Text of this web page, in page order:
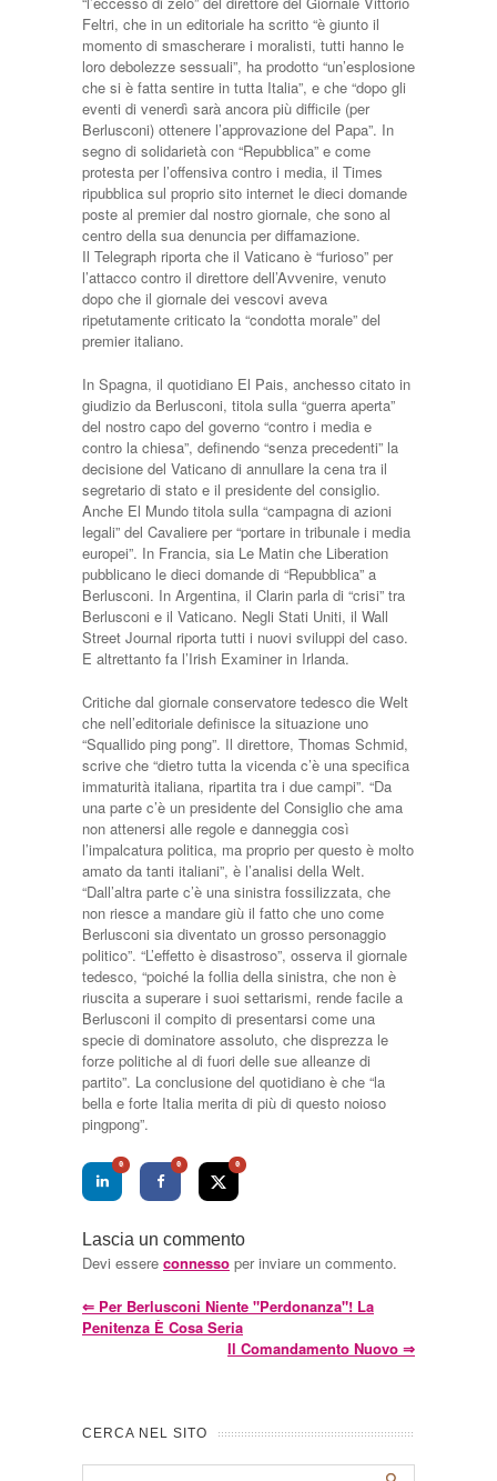
Feltri, che in un editoriale ha scritto “è giunto il
momento di smascherare i moralisti, tutti hanno le
loro debolezze sessuali”, ha prodotto “un’esplosione
che si è fatta sentire in tutta Italia”, e che “dopo gli
eventi di venerdì sarà ancora più difficile (per
Berlusconi) ottenere l’approvazione del Papa”. In
segno di solidarietà con “Repubblica” e come
protesta per l’offensiva contro i media, il Times
ripubblica sul proprio sito internet le dieci domande
poste al premier dal nostro giornale, che sono al
centro della sua denuncia per diffamazione.
Il Telegraph riporta che il Vaticano è “furioso” per
l’attacco contro il direttore dell’Avvenire, venuto
dopo che il giornale dei vescovi aveva
ripetutamente criticato la “condotta morale” del
premier italiano.
In Spagna, il quotidiano El Pais, anchesso citato in
giudizio da Berlusconi, titola sulla “guerra aperta”
del nostro capo del governo “contro i media e
contro la chiesa”, definendo “senza precedenti” la
decisione del Vaticano di annullare la cena tra il
segretario di stato e il presidente del consiglio.
Anche El Mundo titola sulla “campagna di azioni
legali” del Cavaliere per “portare in tribunale i media
europei”. In Francia, sia Le Matin che Liberation
pubblicano le dieci domande di “Repubblica” a
Berlusconi. In Argentina, il Clarin parla di “crisi” tra
Berlusconi e il Vaticano. Negli Stati Uniti, il Wall
Street Journal riporta tutti i nuovi sviluppi del caso.
E altrettanto fa l’Irish Examiner in Irlanda.
Critiche dal giornale conservatore tedesco die Welt
che nell’editoriale definisce la situazione uno
“Squallido ping pong”. Il direttore, Thomas Schmid,
scrive che “dietro tutta la vicenda c’è una specifica
immaturità italiana, ripartita tra i due campi”. “Da
una parte c’è un presidente del Consiglio che ama
non attenersi alle regole e danneggia così
l’impalcatura politica, ma proprio per questo è molto
amato da tanti italiani”, è l’analisi della Welt.
“Dall’altra parte c’è una sinistra fossilizzata, che
non riesce a mandare giù il fatto che uno come
Berlusconi sia diventato un grosso personaggio
politico”. “L’effetto è disastroso”, osserva il giornale
tedesco, “poiché la follia della sinistra, che non è
riuscita a superare i suoi settarismi, rende facile a
Berlusconi il compito di presentarsi come una
specie di dominatore assoluto, che disprezza le
forze politiche al di fuori delle sue alleanze di
partito”. La conclusione del quotidiano è che “la
bella e forte Italia merita di più di questo noioso
pingpong”.
0 0 0
Lascia un commento
Devi essere connesso per inviare un commento.
⇐ Per Berlusconi Niente "perdonanza"! La
Penitenza È Cosa Seria
Il Comandamento Nuovo ⇒
CERCA NEL SITO